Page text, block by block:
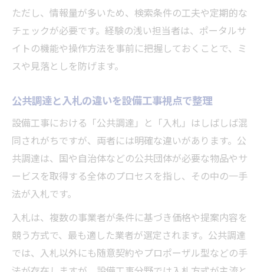
電子調達導入時に設備工事が注意すべきポ
イント
設備工事調達で電子調達を活用する最適な
方法
方
設備工事案件を探す入札情報サイト活用術
設備工事調達に強い入札情報サイトの選定
基準
入札情報サイトで設備工事案件を効率検索
する方法
設備工事調達のための入札情報サイト活用
ポイント
案件の見極め力を高める設備工事入札情報
ただし、情報量が多いため、検索条件の工夫や定期的な
チェックが必要です。経験の浅い担当者は、ポータルサ
イトの機能や操作方法を事前に把握しておくことで、ミ
スや見落としを防げます。
公共調達と入札の違いを設備工事視点で整理
設備工事における「公共調達」と「入札」はしばしば混
同されがちですが、両者には明確な違いがあります。公
共調達は、国や自治体などの公共団体が必要な物品やサ
ービスを取得する全体のプロセスを指し、その中の一手
法が入札です。
入札は、複数の事業者が条件に基づき価格や提案内容を
競う方式で、最も適した業者が選定されます。公共調達
では、入札以外にも随意契約やプロポーザル型などの手